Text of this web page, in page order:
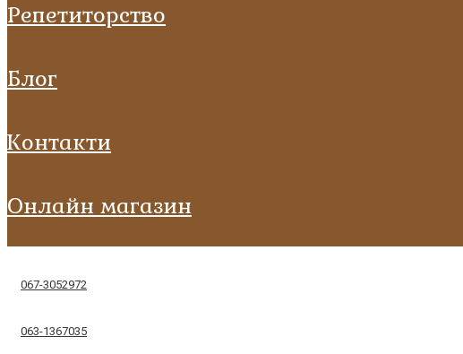
репетиторство
блог
контакти
онлайн магазин
067-3052972
063-1367035